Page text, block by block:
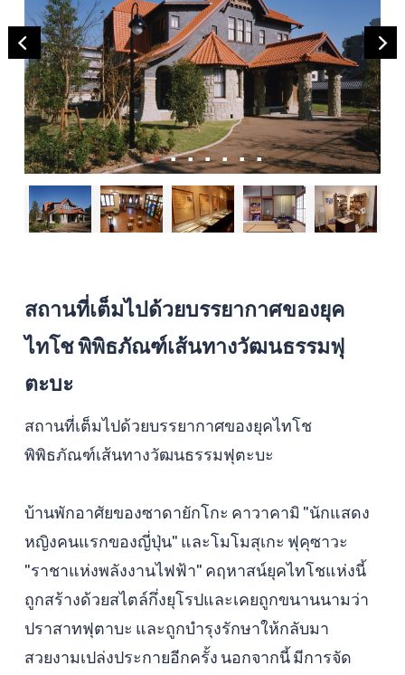
สถานที่เต็มไปด้วยบรรยากาศของยุค
ไทโช พิพิธภัณฑ์เส้นทางวัฒนธรรมฟุ
ตะบะ
สถานที่เต็มไปด้วยบรรยากาศของยุคไทโช
พิพิธภัณฑ์เส้นทางวัฒนธรรมฟุตะบะ
บ้านพักอาศัยของซาดายักโกะ คาวาคามิ "นักแสดง
หญิงคนแรกของญี่ปุ่น" และโมโมสุเกะ ฟุคุซาวะ
"ราชาแห่งพลังงานไฟฟ้า" คฤหาสน์ยุคไทโชแห่งนี้
ถูกสร้างด้วยสไตล์กึ่งยุโรปและเคยถูกขนานนามว่า
ปราสาทฟุตาบะ และถูกบำรุงรักษาให้กลับมา
สวยงามเปล่งประกายอีกครั้ง นอกจากนี้ มีการจัด